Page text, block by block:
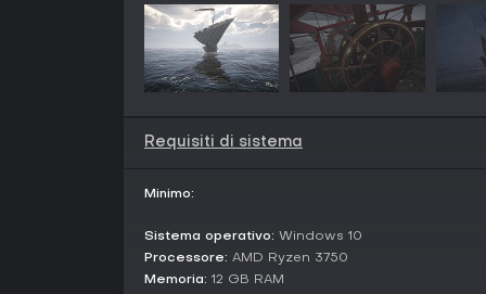
Requisiti di sistema
Minimo:
Sistema operativo: Windows 10
Processore: AMD Ryzen 3750
Memoria: 12 GB RAM